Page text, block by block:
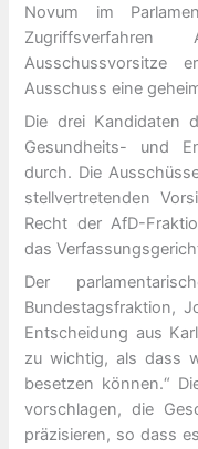
Novum im
Ausschussvorsitze
Ausschuss eine
Die drei Kandidaten
Gesundheits- und
durch. Die
stellvertretenden
Recht der AfD-
das
Der
Bundestagsfraktion,
Entscheidung aus
zu wichtig, als dass
besetzen können.“
vorschlagen, die
präzisieren, so dass